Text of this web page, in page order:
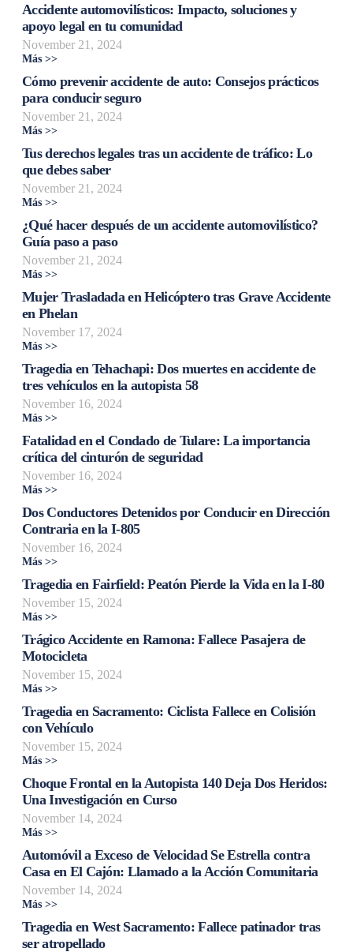
Accidente automovilísticos: Impacto, soluciones y
apoyo legal en tu comunidad
November 21, 2024
Más >>
Cómo prevenir accidente de auto: Consejos prácticos
para conducir seguro
November 21, 2024
Más >>
Tus derechos legales tras un accidente de tráfico: Lo
que debes saber
November 21, 2024
Más >>
¿Qué hacer después de un accidente automovilístico?
Guía paso a paso
November 21, 2024
Más >>
Mujer Trasladada en Helicóptero tras Grave Accidente
en Phelan
November 17, 2024
Más >>
Tragedia en Tehachapi: Dos muertes en accidente de
tres vehículos en la autopista 58
November 16, 2024
Más >>
Fatalidad en el Condado de Tulare: La importancia
crítica del cinturón de seguridad
November 16, 2024
Más >>
Dos Conductores Detenidos por Conducir en Dirección
Contraria en la I-805
November 16, 2024
Más >>
Tragedia en Fairfield: Peatón Pierde la Vida en la I-80
November 15, 2024
Más >>
Trágico Accidente en Ramona: Fallece Pasajera de
Motocicleta
November 15, 2024
Más >>
Tragedia en Sacramento: Ciclista Fallece en Colisión
con Vehículo
November 15, 2024
Más >>
Choque Frontal en la Autopista 140 Deja Dos Heridos:
Una Investigación en Curso
November 14, 2024
Más >>
Automóvil a Exceso de Velocidad Se Estrella contra
Casa en El Cajón: Llamado a la Acción Comunitaria
November 14, 2024
Más >>
Tragedia en West Sacramento: Fallece patinador tras
ser atropellado